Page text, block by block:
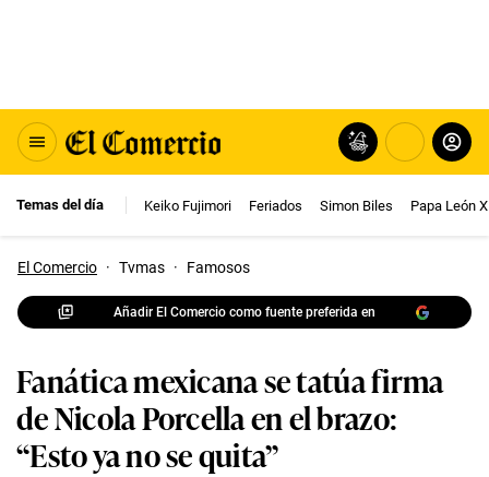
Temas del día Keiko Fujimori Feriados Simon Biles Papa León
El Comercio · Tvmas · Famosos
Añadir El Comercio como fuente preferida en
Fanática mexicana se tatúa firma
de Nicola Porcella en el brazo:
“Esto ya no se quita”